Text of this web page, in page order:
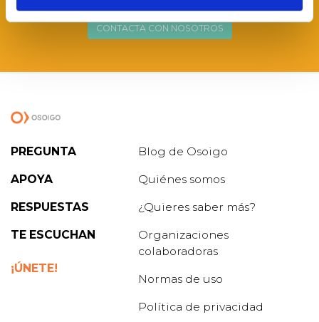
CONTACTA CON NOSOTROS
PREGUNTA
APOYA
RESPUESTAS
TE ESCUCHAN
¡ÚNETE!
Blog de Osoigo
Quiénes somos
¿Quieres saber más?
Organizaciones
colaboradoras
Normas de uso
Política de privacidad